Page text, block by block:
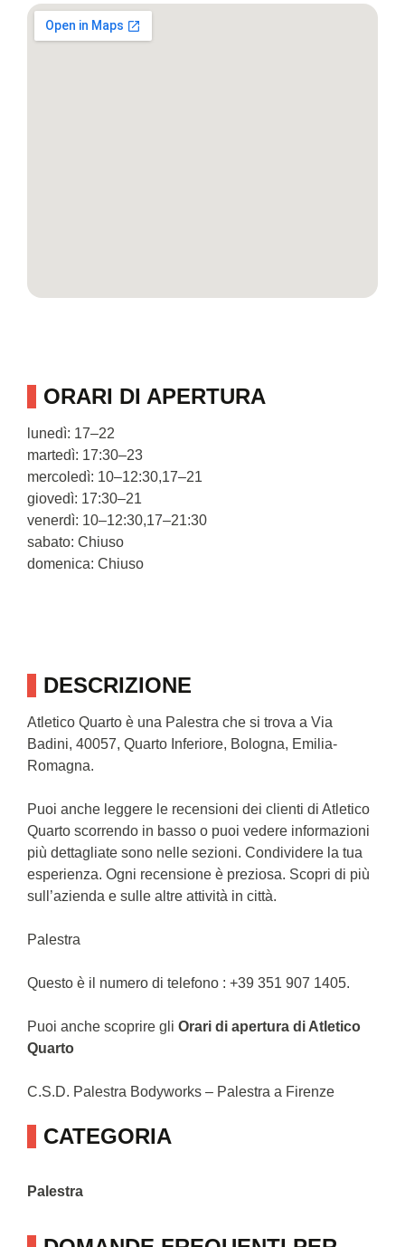
DESCRIZIONE
Atletico Quarto è una Palestra che si trova a Via
Badini, 40057, Quarto Inferiore, Bologna, Emilia-
Romagna.
Puoi anche leggere le recensioni dei clienti di Atletico
Quarto scorrendo in basso o puoi vedere informazioni
più dettagliate sono nelle sezioni. Condividere la tua
esperienza. Ogni recensione è preziosa. Scopri di più
sull’azienda e sulle altre attività in città.
Palestra
Questo è il numero di telefono : +39 351 907 1405.
Puoi anche scoprire gli Orari di apertura di Atletico
Quarto
C.S.D. Palestra Bodyworks – Palestra a Firenze
CATEGORIA
Palestra
ORARI DI APERTURA
lunedì: 17–22
martedì: 17:30–23
mercoledì: 10–12:30,17–21
giovedì: 17:30–21
venerdì: 10–12:30,17–21:30
sabato: Chiuso
domenica: Chiuso